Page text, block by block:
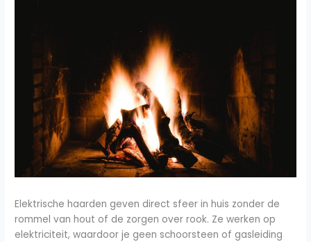
Elektrische haarden geven direct sfeer in huis zonder de
rommel van hout of de zorgen over rook. Ze werken op
elektriciteit, waardoor je geen schoorsteen of gasleiding